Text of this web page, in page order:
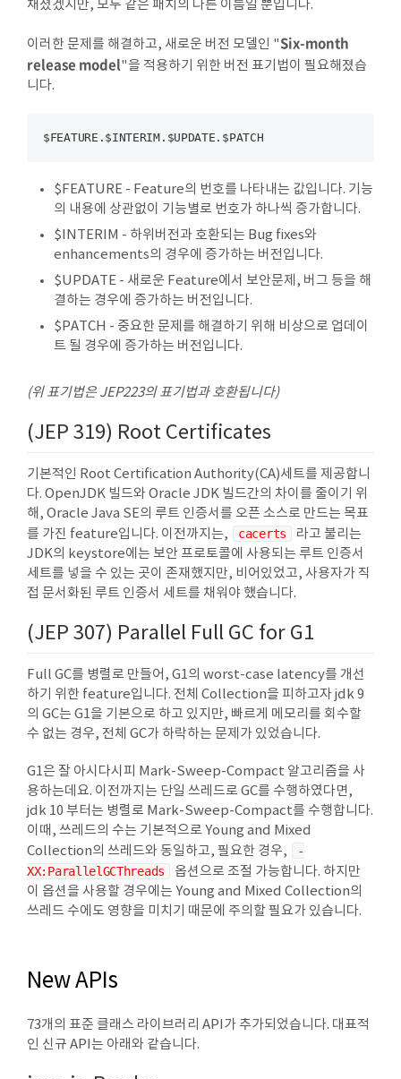
채셨겠지만, 모두 같은 패치의 다른 이름일 뿐입니다.
이러한 문제를 해결하고, 새로운 버전 모델인 "Six-month
release model"을 적용하기 위한 버전 표기법이 필요해졌습
니다.
$FEATURE - Feature의 번호를 나타내는 값입니다. 기능
의 내용에 상관없이 기능별로 번호가 하나씩 증가합니다.
$INTERIM - 하위버전과 호환되는 Bug fixes와
enhancements의 경우에 증가하는 버전입니다.
$UPDATE - 새로운 Feature에서 보안문제, 버그 등을 해
결하는 경우에 증가하는 버전입니다.
$PATCH - 중요한 문제를 해결하기 위해 비상으로 업데이
트 될 경우에 증가하는 버전입니다.
(위 표기법은 JEP223의 표기법과 호환됩니다)
(JEP 319) Root Certificates
기본적인 Root Certification Authority(CA)세트를 제공합니
다. OpenJDK 빌드와 Oracle JDK 빌드간의 차이를 줄이기 위
해, Oracle Java SE의 루트 인증서를 오픈 소스로 만드는 목표
를 가진 feature입니다. 이전까지는,
cacerts
라고 불리는
JDK의 keystore에는 보안 프로토콜에 사용되는 루트 인증서
세트를 넣을 수 있는 곳이 존재했지만, 비어있었고, 사용자가 직
접 문서화된 루트 인증서 세트를 채워야 했습니다.
(JEP 307) Parallel Full GC for G1
Full GC를 병렬로 만들어, G1의 worst-case latency를 개선
하기 위한 feature입니다. 전체 Collection을 피하고자 jdk 9
의 GC는 G1을 기본으로 하고 있지만, 빠르게 메모리를 회수할
수 없는 경우, 전체 GC가 하락하는 문제가 있었습니다.
G1은 잘 아시다시피 Mark-Sweep-Compact 알고리즘을 사
용하는데요. 이전까지는 단일 쓰레드로 GC를 수행하였다면,
jdk 10 부터는 병렬로 Mark-Sweep-Compact를 수행합니다.
이때, 쓰레드의 수는 기본적으로 Young and Mixed
Collection의 쓰레드와 동일하고, 필요한 경우,
-
XX:ParallelGCThreads
옵션으로 조절 가능합니다. 하지만
이 옵션을 사용할 경우에는 Young and Mixed Collection의
쓰레드 수에도 영향을 미치기 때문에 주의할 필요가 있습니다.
New APIs
73개의 표준 클래스 라이브러리 API가 추가되었습니다. 대표적
인 신규 API는 아래와 같습니다.